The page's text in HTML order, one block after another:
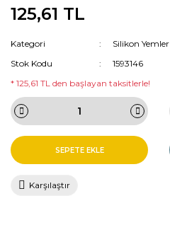
125,61 TL
Kategori
Silikon Yemler
Stok Kodu
1593146
* 125,61 TL den başlayan taksitlerle!
SEPETE EKLE
Karşılaştır